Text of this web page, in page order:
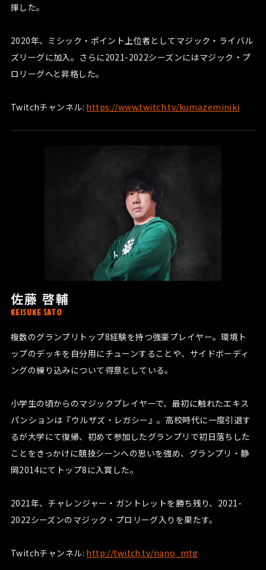
揮した。
2020年、ミシック・ポイント上位者としてマジック・ライバル
ズリーグに加入。さらに2021-2022シーズンにはマジック・プ
ロリーグへと昇格した。
Twitchチャンネル: https://www.twitch.tv/kumazeminiki
佐藤 啓輔
KEISUKE SATO
複数のグランプリトップ8経験を持つ強豪プレイヤー。環境ト
ップのデッキを自分用にチューンすることや、サイドボーディ
ングの練り込みについて得意としている。
小学生の頃からのマジックプレイヤーで、最初に触れたエキス
パンションは『ウルザズ・レガシー』。高校時代に一度引退す
るが大学にて復帰、初めて参加したグランプリで初日落ちした
ことをきっかけに競技シーンへの思いを強め、グランプリ・静
岡2014にてトップ8に入賞した。
2021年、チャレンジャー・ガントレットを勝ち残り、2021-
2022シーズンのマジック・プロリーグ入りを果たす。
Twitchチャンネル: http://twitch.tv/nano_mtg